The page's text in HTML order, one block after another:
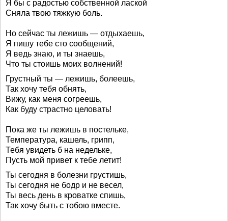
Я бы с радостью собственной лаской
Сняла твою тяжкую боль.
Но сейчас ты лежишь — отдыхаешь,
Я пишу тебе сто сообщений,
Я ведь знаю, и ты знаешь,
Что ты стоишь моих волнений!
Грустный ты — лежишь, болеешь,
Так хочу тебя обнять,
Вижу, как меня согреешь,
Как буду страстно целовать!
Пока же ты лежишь в постельке,
Температура, кашель, грипп,
Тебя увидеть б на недельке,
Пусть мой привет к тебе летит!
Ты сегодня в болезни грустишь,
Ты сегодня не бодр и не весел,
Ты весь день в кроватке спишь,
Так хочу быть с тобою вместе.